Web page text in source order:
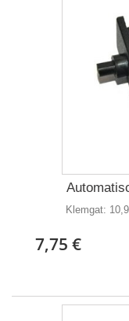
Klemgat:
7,75 €